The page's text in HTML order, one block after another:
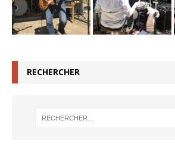
RECHERCHER